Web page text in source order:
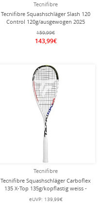
Tecnifibre
Tecnifibre Squashschläger Slash 120
Control 120g/ausgewogen 2025
weiss - besaitet -
159,99€
143,99€
Tecnifibre
Tecnifibre Squashschläger Carboflex
135 X-Top 135g/kopflastig weiss -
besaitet -
eUVP: 139,99€